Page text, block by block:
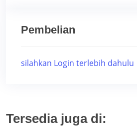
Pembelian
silahkan Login terlebih dahulu
Tersedia juga di: